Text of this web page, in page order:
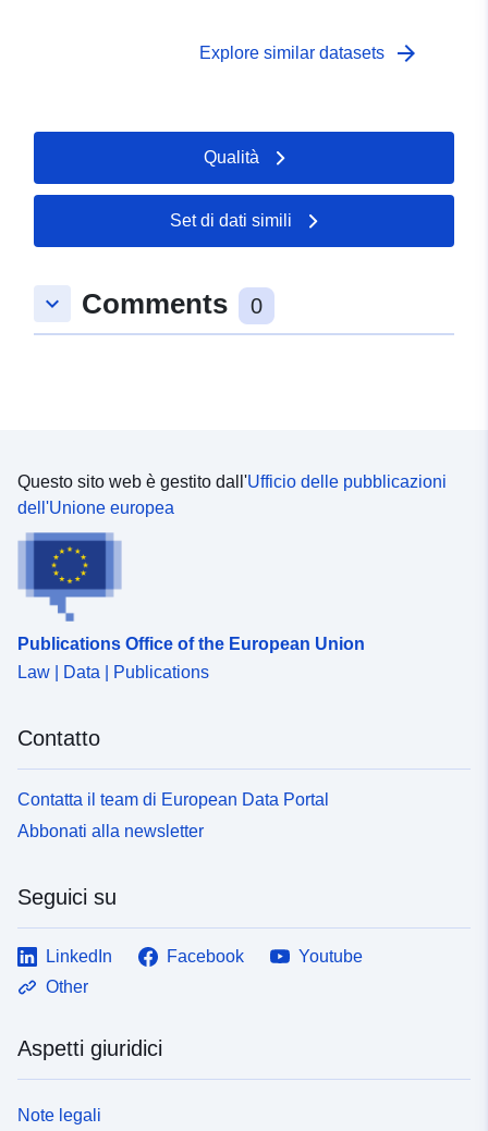
Explore similar datasets arrow_forward
Qualità
Set di dati simili
keyboard_arrow_down Comments 0
Questo sito web è gestito dall'Ufficio delle pubblicazioni
dell'Unione europea
Publications Office of the European Union
Law | Data | Publications
Contatto
Contatta il team di European Data Portal
Abbonati alla newsletter
Seguici su
LinkedIn Facebook
Youtube
Other
Aspetti giuridici
Note legali